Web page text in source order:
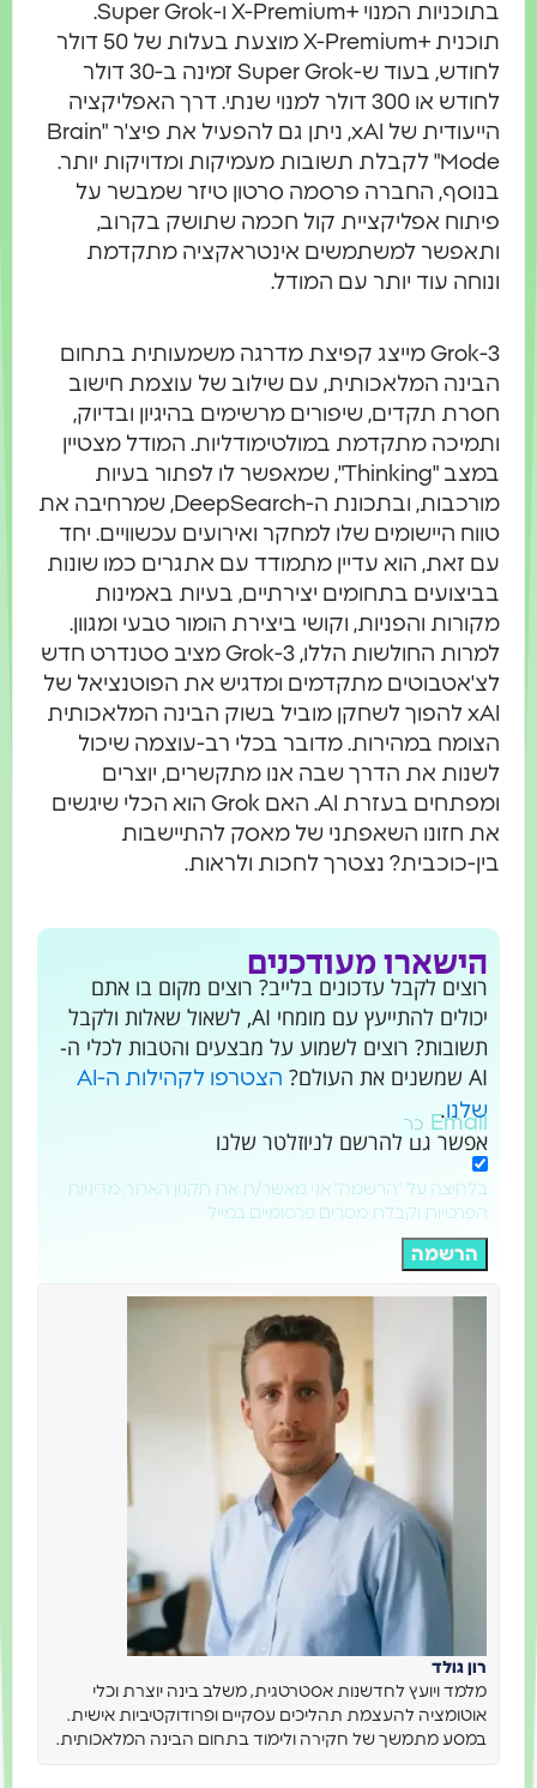
בתוכניות המנוי +X-Premium ו-Super Grok.
תוכנית +X-Premium מוצעת בעלות של 50 דולר
לחודש, בעוד ש-Super Grok זמינה ב-30 דולר
לחודש או 300 דולר למנוי שנתי. דרך האפליקציה
הייעודית של xAI, ניתן גם להפעיל את פיצ'ר "Brain
Mode" לקבלת תשובות מעמיקות ומדויקות יותר.
בנוסף, החברה פרסמה סרטון טיזר שמבשר על
פיתוח אפליקציית קול חכמה שתושק בקרוב,
ותאפשר למשתמשים אינטראקציה מתקדמת
ונוחה עוד יותר עם המודל.
Grok-3 מייצג קפיצת מדרגה משמעותית בתחום
הבינה המלאכותית, עם שילוב של עוצמת חישוב
חסרת תקדים, שיפורים מרשימים בהיגיון ובדיוק,
ותמיכה מתקדמת במולטימודליות. המודל מצטיין
במצב "Thinking", שמאפשר לו לפתור בעיות
מורכבות, ובתכונת ה-DeepSearch, שמרחיבה את
טווח היישומים שלו למחקר ואירועים עכשוויים. יחד
עם זאת, הוא עדיין מתמודד עם אתגרים כמו שונות
בביצועים בתחומים יצירתיים, בעיות באמינות
מקורות והפניות, וקושי ביצירת הומור טבעי ומגוון.
למרות החולשות הללו, Grok-3 מציב סטנדרט חדש
לצ'אטבוטים מתקדמים ומדגיש את הפוטנציאל של
xAI להפוך לשחקן מוביל בשוק הבינה המלאכותית
הצומח במהירות. מדובר בכלי רב-עוצמה שיכול
לשנות את הדרך שבה אנו מתקשרים, יוצרים
ומפתחים בעזרת AI. האם Grok הוא הכלי שיגשים
את חזונו השאפתני של מאסק להתיישבות
בין-כוכבית? נצטרך לחכות ולראות.
הישארו מעודכנים
רוצים לקבל עדכונים בלייב? רוצים מקום בו אתם
יכולים להתייעץ עם מומחי AI, לשאול שאלות ולקבל
תשובות? רוצים לשמוע על מבצעים והטבות לכלי ה-
AI שמשנים את העולם?
הצטרפו לקהילות ה-AI
שלנו.
אפשר גם להרשם לניוזלטר שלנו
Email
בלחיצה על "הרשמה" אני מאשר/ת את תקנון האתר, מדיניות
הפרטיות וקבלת מסרים פרסומיים במייל
הרשמה
רון גולד
מלמד ויועץ לחדשנות אסטרטגית, משלב בינה יוצרת וכלי
אוטומציה להעצמת תהליכים עסקיים ופרודוקטיביות אישית.
במסע מתמשך של חקירה ולימוד בתחום הבינה המלאכותית.